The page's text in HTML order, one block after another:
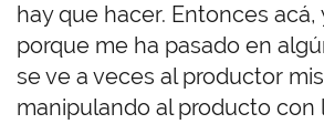
hay que hacer. Entonces acá,
porque me ha pasado en
se ve a veces al productor
manipulando al producto con